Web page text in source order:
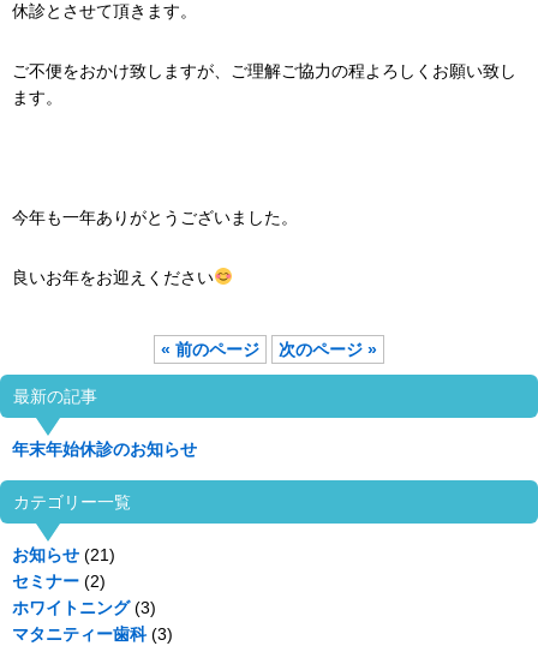
休診とさせて頂きます。
ご不便をおかけ致しますが、ご理解ご協力の程よろしくお願い致し
ます。
今年も一年ありがとうございました。
良いお年をお迎えください
« 前のページ 次のページ »
最新の記事
年末年始休診のお知らせ
カテゴリー一覧
お知らせ (21)
セミナー (2)
ホワイトニング(3)
マタニティー歯科(3)